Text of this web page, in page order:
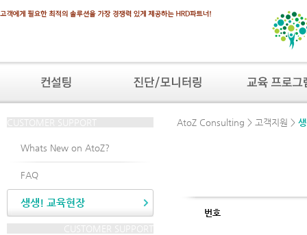
Whats New on AtoZ?
FAQ
생생! 교육현장
AtoZ Consulting > 고객지원 >
번호